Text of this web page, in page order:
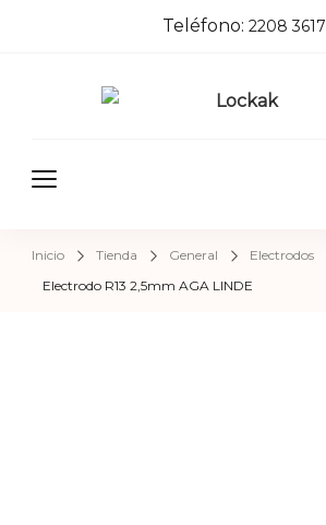
Teléfono: 2208 3617
Inicio Tienda General Electrodos
Electrodo R13 2,5mm AGA LINDE